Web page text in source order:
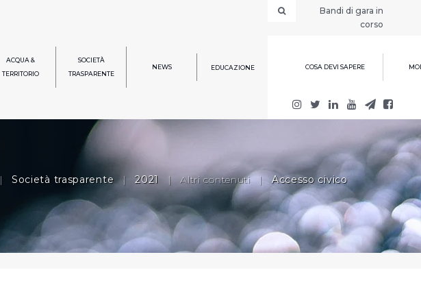
Bandi di gara in
corso
ACQUA &
TERRITORIO
SOCIETÀ
TRASPARENTE
NEWS EDUCAZIONE COSA DEVI SAPERE
| Società trasparente | 2021 | Altri contenuti | Accesso civico